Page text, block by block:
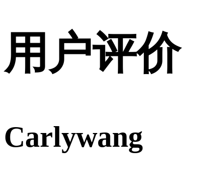
用户评价
Carlywang